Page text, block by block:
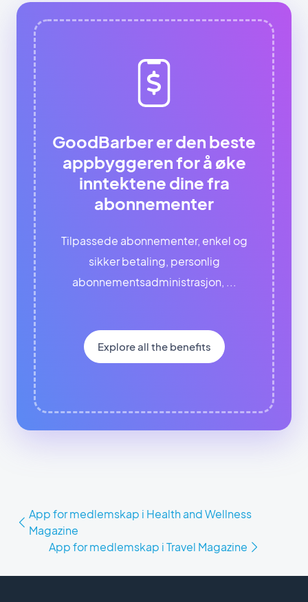
GoodBarber er den beste
appbyggeren for å øke
inntektene dine fra
abonnementer
Tilpassede abonnementer, enkel og
sikker betaling, personlig
abonnementsadministrasjon, ...
Explore all the benefits
App for medlemskap i Health and Wellness
Magazine
App for medlemskap i Travel Magazine